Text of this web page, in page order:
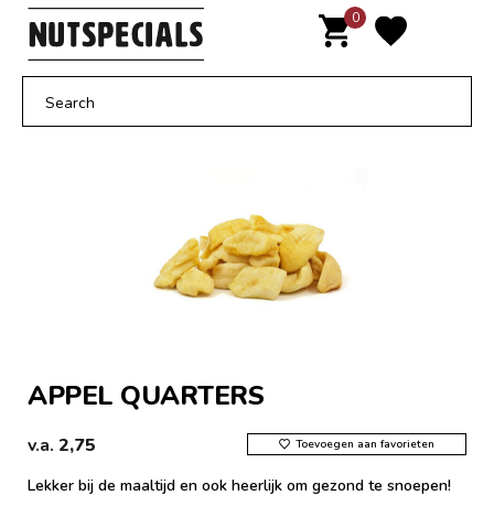
Door
naar
inhoud
0
APPEL QUARTERS
v.a. 2,75 Toevoegen aan favorieten
Lekker bij de maaltijd en ook heerlijk om gezond te snoepen!